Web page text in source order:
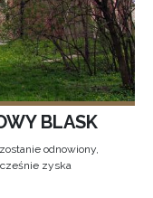
BLASK
odnowiony,
zyska